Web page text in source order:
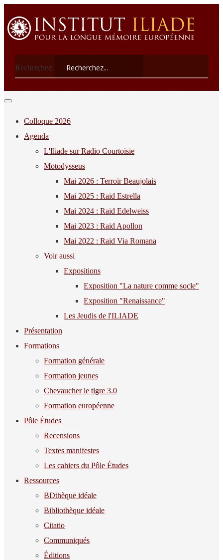
Rechercher:
Colloque 2026
Agenda
L'Iliade sur Radio Courtoisie
Motodysseus
Mai 2026 : Terroir Beaujolais
Mai 2025 : Raid Estrella
Mai 2024 : Raid Edelweiss
Mai 2023 : Raid Apollon
Mai 2022 : Raid Via Romana
Voir aussi
Expositions
Exposition "La nature comme socle"
Exposition "Renaissance"
Les Jeudis de l'ILIADE
Présentation
Formations
Formation générale
Formation jeunes
Chevaucher le tigre 3.0
Formation européenne
Pôle Études
Recensions
Textes manifestes
Les cahiers du Pôle Études
Ressources
BDthèque idéale
Bibliothèque idéale
Citatio
Communiqués
Éditions